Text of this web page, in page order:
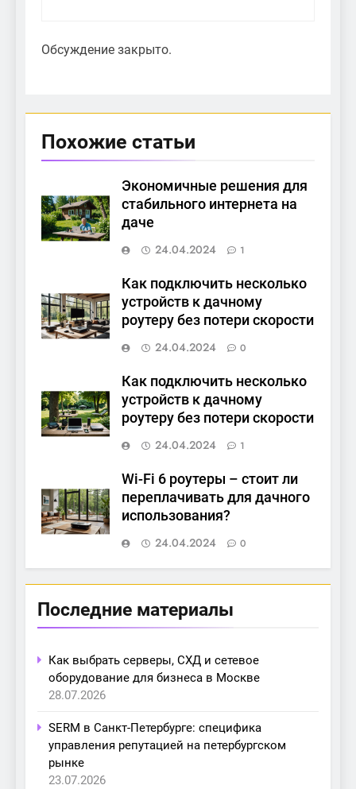
Обсуждение закрыто.
Похожие статьи
Экономичные решения для
стабильного интернета на
даче
24.04.2024
1
Как подключить несколько
устройств к дачному
роутеру без потери скорости
24.04.2024
0
Как подключить несколько
устройств к дачному
роутеру без потери скорости
24.04.2024
1
Wi-Fi 6 роутеры – стоит ли
переплачивать для дачного
использования?
24.04.2024
0
Последние материалы
Как выбрать серверы, СХД и сетевое
оборудование для бизнеса в Москве
28.07.2026
SERM в Санкт-Петербурге: специфика
управления репутацией на петербургском
рынке
23.07.2026